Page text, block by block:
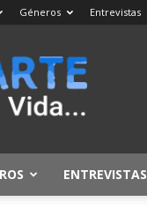
Géneros Entrevistas
ENTREVISTAS